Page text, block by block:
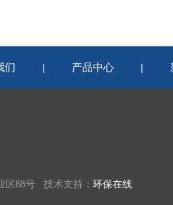
们 | 产品中心 |
区88号 技术支持： 环保在线